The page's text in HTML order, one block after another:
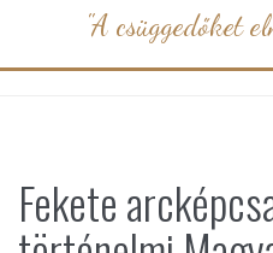
"A csüggedőket
Fekete